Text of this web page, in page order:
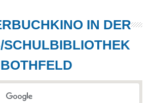
IN DER
SCHULBIBLIOTHEK
BOTHFELD